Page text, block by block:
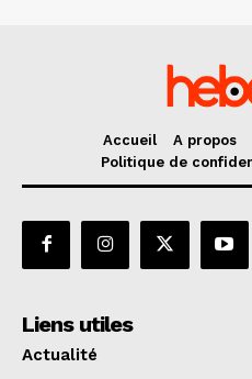
Accueil A propos
Politique de
Liens utiles
Actualité